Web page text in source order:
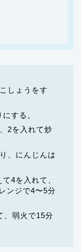
しょうをす
する。
2を入れて炒
、にんじんは
4を入れて、
ンジで4〜5分
、弱火で15分